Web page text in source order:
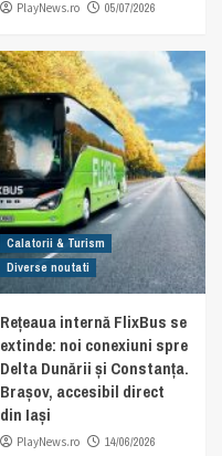
PlayNews.ro 05/07/2026
Calatorii & Turism
Diverse noutati
Rețeaua internă FlixBus se
extinde: noi conexiuni spre
Delta Dunării și Constanța.
Brașov, accesibil direct
din Iași
PlayNews.ro 14/06/2026